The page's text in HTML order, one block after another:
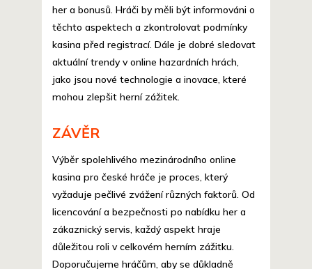
her a bonusů. Hráči by měli být informováni o
těchto aspektech a zkontrolovat podmínky
kasina před registrací. Dále je dobré sledovat
aktuální trendy v online hazardních hrách,
jako jsou nové technologie a inovace, které
mohou zlepšit herní zážitek.
ZÁVĚR
Výběr spolehlivého mezinárodního online
kasina pro české hráče je proces, který
vyžaduje pečlivé zvážení různých faktorů. Od
licencování a bezpečnosti po nabídku her a
zákaznický servis, každý aspekt hraje
důležitou roli v celkovém herním zážitku.
Doporučujeme hráčům, aby se důkladně